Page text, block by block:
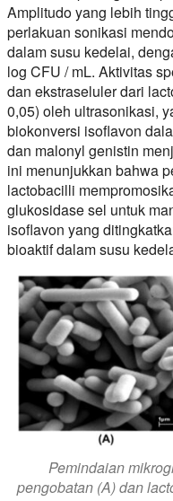
Amplitudo yang lebih
perlakuan sonikasi
dalam susu kedelai,
log CFU / mL. Aktivitas
dan ekstraseluler dari
0,05) oleh ultrasonikasi,
biokonversi isoflavon
dan malonyl genistin
ini menunjukkan bahwa
lactobacilli
glukosidase sel untuk
isoflavon yang
bioaktif dalam susu
Pemindaian
pengobatan (A) dan